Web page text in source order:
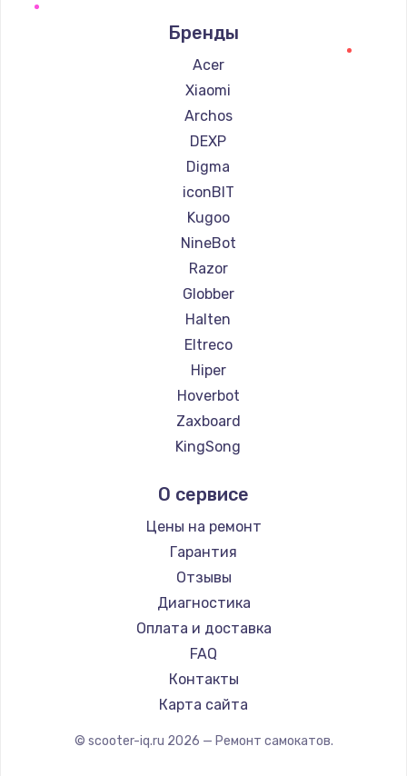
Ремонт самокатов Midway by Yamato
Ремонт самокатов Hunter
Ремонт самокатов Shorner
Ремонт самокатов Joyor
Ремонт самокатов Minimotors
Ремонт самокатов Bork
Ремонт самокатов Segway
Ремонт самокатов KIRIN
Бренды
Acer
Xiaomi
Archos
DEXP
Digma
iconBIT
Kugoo
NineBot
Razor
Globber
Halten
Eltreco
Hiper
Hoverbot
Zaxboard
KingSong
Midway by Yamato
Hunter
Shorner
Joyor
Minimotors
Bork
Segway
KIRIN
О сервисе
Цены на ремонт
Гарантия
Отзывы
Диагностика
Оплата и доставка
FAQ
Контакты
Карта сайта
© scooter-iq.ru 2026 — Ремонт самокатов.